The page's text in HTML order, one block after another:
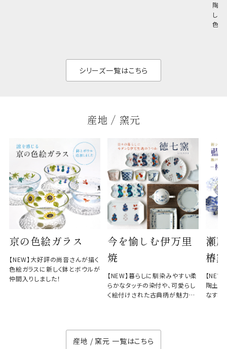
陶器
しい
色の
シリーズ一覧はこちら
産地 / 窯元
京の色絵ガラス
【NEW】大好評の尚音さんが描く
色絵ガラスに新しく鉢とボウルが
仲間入りしました！
今を愉しむ伊万里
焼
【NEW】暮らしに馴染みやすい柔
らかなタッチの染付や、可愛らし
く絵付けされた古典柄が魅力の
瀬
椿窯
【
陶土と
なす、
産地 / 窯元 一覧はこちら